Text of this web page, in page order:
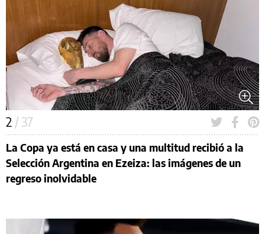
2 / 37
La Copa ya está en casa y una multitud recibió a la
Selección Argentina en Ezeiza: las imágenes de un
regreso inolvidable